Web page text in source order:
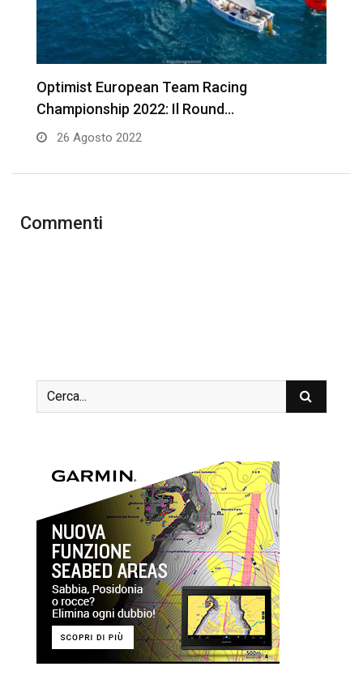
Optimist European Team Racing
Championship 2022: Il Round…
26 Agosto 2022
Commenti